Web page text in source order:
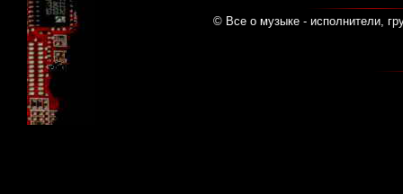
© Все о музыке - исполнители,